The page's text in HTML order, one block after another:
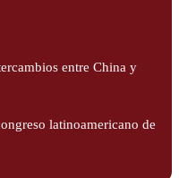
entre China y
latinoamericano de